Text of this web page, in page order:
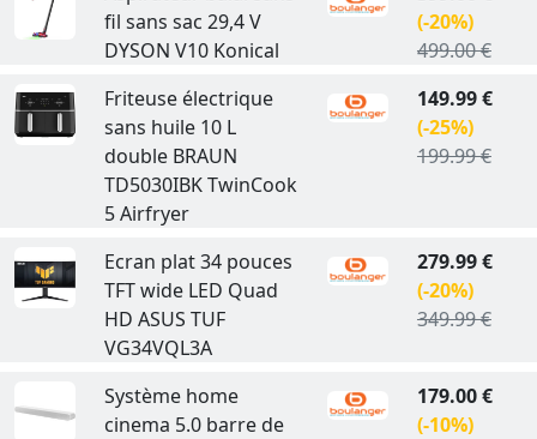
fil sans sac 29,4 V
DYSON V10 Konical
(-20%)
499.00 €
Friteuse électrique
sans huile 10 L
double BRAUN
TD5030IBK TwinCook
5 Airfryer
149.99 €
(-25%)
199.99 €
Ecran plat 34 pouces
TFT wide LED Quad
HD ASUS TUF
VG34VQL3A
279.99 €
(-20%)
349.99 €
Système home
cinema 5.0 barre de
179.00 €
(-10%)